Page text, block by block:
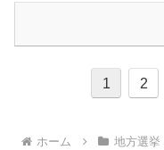
1 2
ホーム 地方選挙